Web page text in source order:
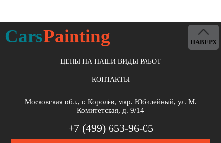
CarsPainting
ЦЕНЫ НА НАШИ ВИДЫ РАБОТ
КОНТАКТЫ
Московская обл., г. Королёв, мкр. Юбилейный, ул. М.
Комитетская, д. 9/14
+7 (499) 653-96-05
НАВЕРХ